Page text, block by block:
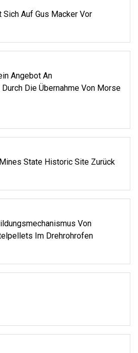
Auf Gus Macker Vor
Angebot An
Die Übernahme Von Morse
State Historic Site Zurück
Von
Im Drehrohrofen